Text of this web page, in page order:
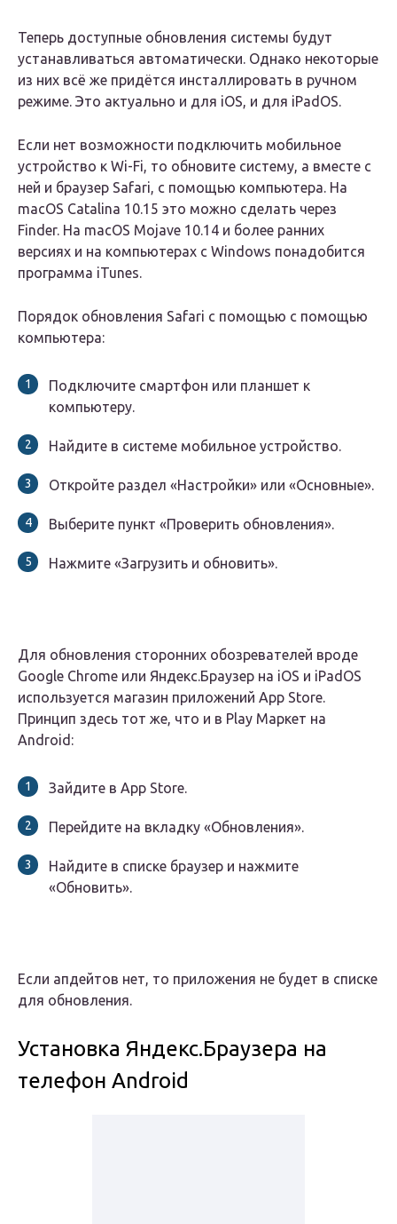
Теперь доступные обновления системы будут
устанавливаться автоматически. Однако некоторые
из них всё же придётся инсталлировать в ручном
режиме. Это актуально и для iOS, и для iPadOS.
Если нет возможности подключить мобильное
устройство к Wi-Fi, то обновите систему, а вместе с
ней и браузер Safari, с помощью компьютера. На
macOS Catalina 10.15 это можно сделать через
Finder. На macOS Mojave 10.14 и более ранних
версиях и на компьютерах с Windows понадобится
программа iTunes.
Порядок обновления Safari с помощью с помощью
компьютера:
Подключите смартфон или планшет к
компьютеру.
Найдите в системе мобильное устройство.
Откройте раздел «Настройки» или «Основные».
Выберите пункт «Проверить обновления».
Нажмите «Загрузить и обновить».
Для обновления сторонних обозревателей вроде
Google Chrome или Яндекс.Браузер на iOS и iPadOS
используется магазин приложений App Store.
Принцип здесь тот же, что и в Play Маркет на
Android:
Зайдите в App Store.
Перейдите на вкладку «Обновления».
Найдите в списке браузер и нажмите
«Обновить».
Если апдейтов нет, то приложения не будет в списке
для обновления.
Установка Яндекс.Браузера на
телефон Android